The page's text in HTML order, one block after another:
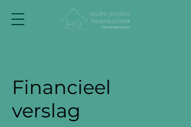
Financieel
verslag